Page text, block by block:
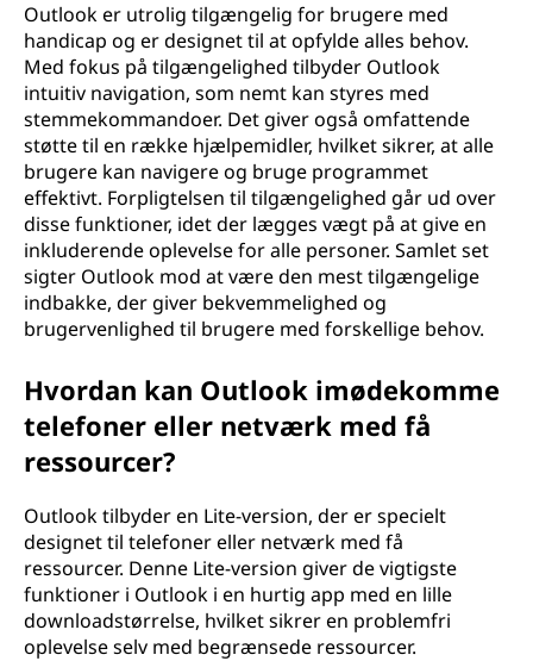
Outlook er utrolig tilgængelig for brugere med
handicap og er designet til at opfylde alles behov.
Med fokus på tilgængelighed tilbyder Outlook
intuitiv navigation, som nemt kan styres med
stemmekommandoer. Det giver også omfattende
støtte til en række hjælpemidler, hvilket sikrer, at alle
brugere kan navigere og bruge programmet
effektivt. Forpligtelsen til tilgængelighed går ud over
disse funktioner, idet der lægges vægt på at give en
inkluderende oplevelse for alle personer. Samlet set
sigter Outlook mod at være den mest tilgængelige
indbakke, der giver bekvemmelighed og
brugervenlighed til brugere med forskellige behov.
Hvordan kan Outlook imødekomme
telefoner eller netværk med få
ressourcer?
Outlook tilbyder en Lite-version, der er specielt
designet til telefoner eller netværk med få
ressourcer. Denne Lite-version giver de vigtigste
funktioner i Outlook i en hurtig app med en lille
downloadstørrelse, hvilket sikrer en problemfri
oplevelse selv med begrænsede ressourcer.